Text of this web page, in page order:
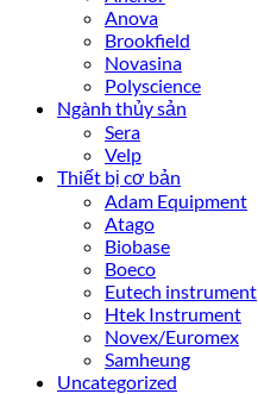
Anova
Brookfield
Novasina
Polyscience
Ngành thủy sản
Sera
Velp
Thiết bị cơ bản
Adam Equipment
Atago
Biobase
Boeco
Eutech instrument
Htek Instrument
Novex/Euromex
Samheung
Uncategorized